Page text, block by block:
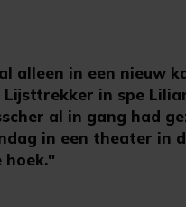
alleen in een nieuw
in spe
al in gang had
in een theater in
hoek."